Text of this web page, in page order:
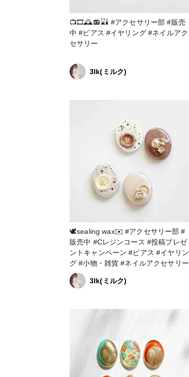
📺🎞🕰📻⌛️🕯 #アクセサリー部 #販売
中 #ピアス #イヤリング #ネイルアク
セサリー
3lk(ミルク)
🕊‎sealing wax✉️ #アクセサリー部 #
販売中 #Cレジンコース #投稿プレゼ
ントキャンペーン #ピアス #イヤリン
グ #小物・雑貨 #ネイルアクセサリー
3lk(ミルク)